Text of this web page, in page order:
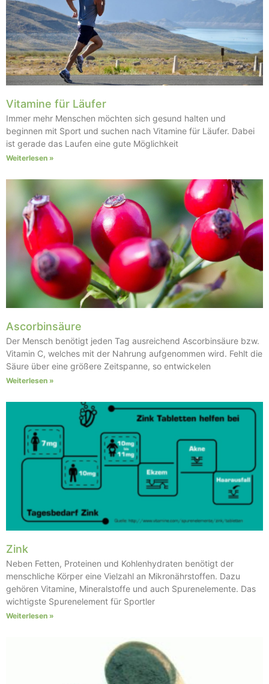
Vitamine für Läufer
Immer mehr Menschen möchten sich gesund halten und
beginnen mit Sport und suchen nach Vitamine für Läufer. Dabei
ist gerade das Laufen eine gute Möglichkeit
Weiterlesen »
Ascorbinsäure
Der Mensch benötigt jeden Tag ausreichend Ascorbinsäure bzw.
Vitamin C, welches mit der Nahrung aufgenommen wird. Fehlt die
Säure über eine größere Zeitspanne, so entwickelen
Weiterlesen »
Zink
Neben Fetten, Proteinen und Kohlenhydraten benötigt der
menschliche Körper eine Vielzahl an Mikronährstoffen. Dazu
gehören Vitamine, Mineralstoffe und auch Spurenelemente. Das
wichtigste Spurenelement für Sportler
Weiterlesen »